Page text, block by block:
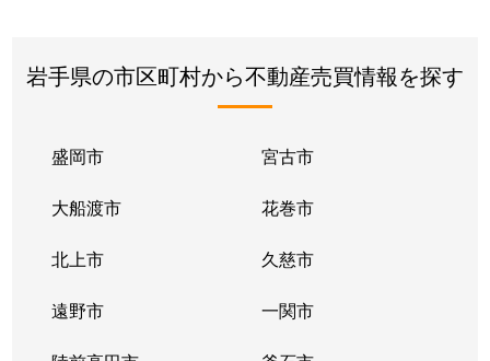
岩手県の市区町村から不動産売買情報を探す
盛岡市 宮古市
大船渡市 花巻市
北上市 久慈市
遠野市 一関市